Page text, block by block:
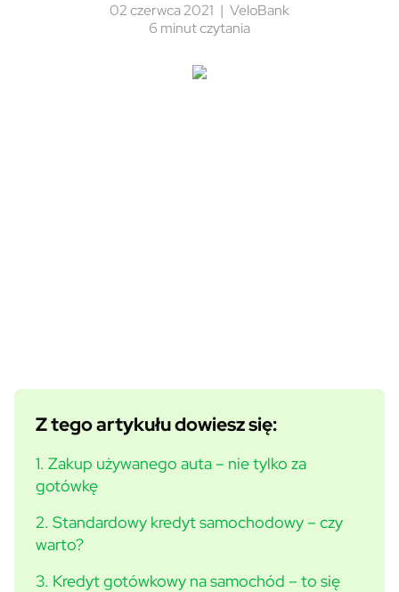
02 czerwca 2021
VeloBank
6 minut czytania
Z tego artykułu dowiesz się:
1. Zakup używanego auta – nie tylko za
gotówkę
2. Standardowy kredyt samochodowy – czy
warto?
3. Kredyt gotówkowy na samochód – to się